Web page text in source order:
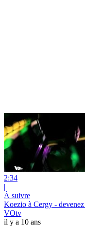
2:34
|
À suivre
Koezio à Cergy -
VOtv
il y a 10 ans